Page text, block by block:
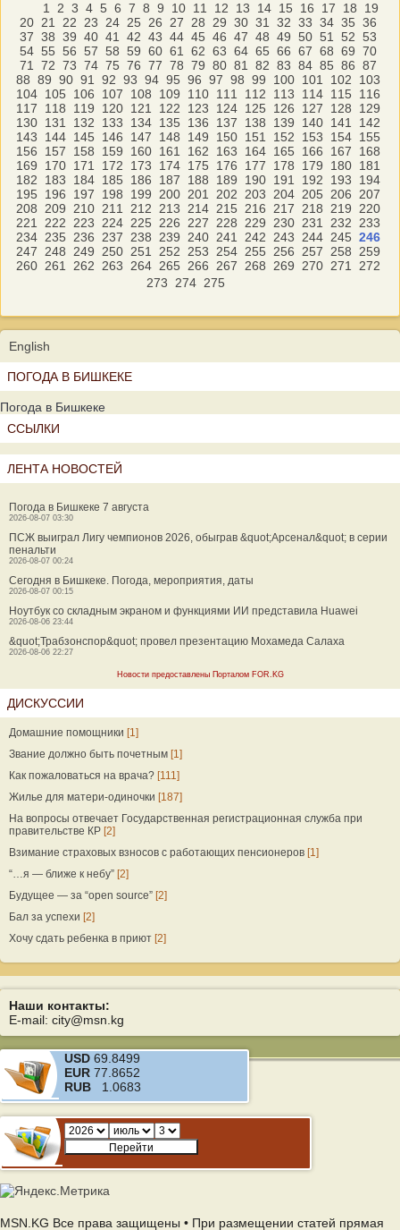
1 2 3 4 5 6 7 8 9 10 11 12 13 14 15 16 17 18
19
20 21 22 23 24 25 26 27 28 29 30 31 32 33 34 35 36
37 38 39 40 41 42 43 44 45 46 47 48 49 50 51 52 53
54 55 56 57 58 59 60 61 62 63 64 65 66 67 68 69 70
71
72 73 74 75 76 77 78 79 80 81 82 83 84 85 86 87
88 89 90 91 92 93 94 95 96 97 98 99 100 101 102
103
104 105 106 107 108 109 110 111 112 113 114 115
116
117
118 119 120 121 122 123 124 125 126 127 128
129
130 131 132 133 134 135 136 137 138 139 140 141
142
143
144 145 146 147 148 149 150 151 152 153 154 155
156
157 158 159 160 161 162 163 164 165 166 167
168
169
170 171 172 173 174 175 176 177 178 179 180 181
182
183 184 185 186 187 188 189 190 191 192 193
194
195
196 197 198 199 200 201 202 203 204 205 206
207
208
209 210 211 212 213 214 215 216 217 218 219
220
221
222 223 224 225 226 227 228 229 230 231 232
233
234 235 236 237 238 239 240 241 242 243 244 245 246
247
248 249 250 251 252 253 254 255 256 257 258
259
260 261 262 263 264 265 266 267 268 269 270 271
272
273
274 275
English
ПОГОДА В БИШКЕКЕ
Погода в Бишкеке
ССЫЛКИ
ЛЕНТА НОВОСТЕЙ
Погода в Бишкеке 7 августа
2026-08-07 03:30
ПСЖ выиграл Лигу чемпионов 2026, обыграв &quot;Арсенал&quot; в серии
пенальти
2026-08-07 00:24
Сегодня в Бишкеке. Погода, мероприятия, даты
2026-08-07 00:15
Ноутбук со складным экраном и функциями ИИ представила Huawei
2026-08-06 23:44
&quot;Трабзонспор&quot; провел презентацию Мохамеда Салаха
2026-08-06 22:27
Новости предоставлены Порталом FOR.KG
ДИСКУССИИ
Домашние помощники [1]
Звание должно быть почетным [1]
Как пожаловаться на врача? [111]
Жилье для матери-одиночки [187]
На вопросы отвечает Государственная регистрационная служба при
правительстве КР [2]
Взимание страховых взносов с работающих пенсионеров [1]
“…я — ближе к небу” [2]
Будущее — за “open source” [2]
Бал за успехи [2]
Хочу сдать ребенка в приют [2]
Наши контакты:
E-mail: city@msn.kg
USD 69.8499
EUR 77.8652
RUB 1.0683
MSN.KG Все права защищены • При размещении статей прямая